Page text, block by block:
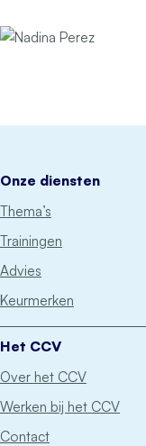
Onze diensten
Thema’s
Trainingen
Advies
Keurmerken
Het CCV
Over het CCV
Werken bij het CCV
Contact